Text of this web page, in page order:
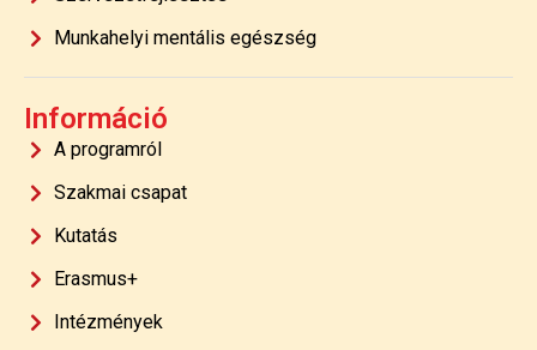
Munkahelyi mentális egészség
Információ
A programról
Szakmai csapat
Kutatás
Erasmus+
Intézmények